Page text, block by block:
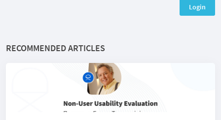
Login
RECOMMENDED ARTICLES